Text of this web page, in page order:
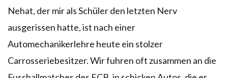
Nehat, der mir als Schüler den letzten Nerv
ausgerissen hatte, ist nach einer
Automechanikerlehre heute ein stolzer
Carrosseriebesitzer. Wir fuhren oft zusammen an die